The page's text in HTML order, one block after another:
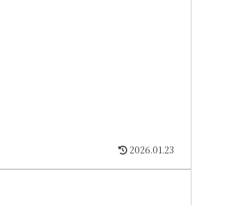
2026.01.23